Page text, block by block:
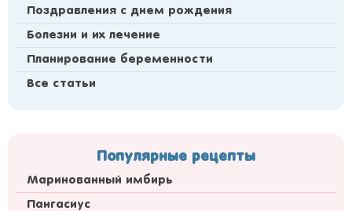
Поздравления с днем рождения
Болезни и их лечение
Планирование беременности
Все статьи
Популярные рецепты
Маринованный имбирь
Пангасиус